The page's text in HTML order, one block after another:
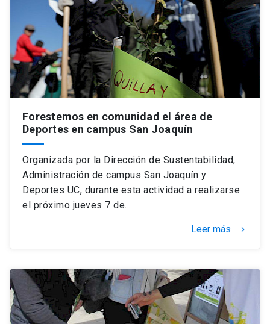
Forestemos en comunidad el área de
Deportes en campus San Joaquín
Organizada por la Dirección de Sustentabilidad,
Administración de campus San Joaquín y
Deportes UC, durante esta actividad a realizarse
el próximo jueves 7 de…
Leer más keyboard_arrow_right